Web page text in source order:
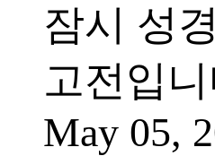
잠시 성
고전입
May 05,